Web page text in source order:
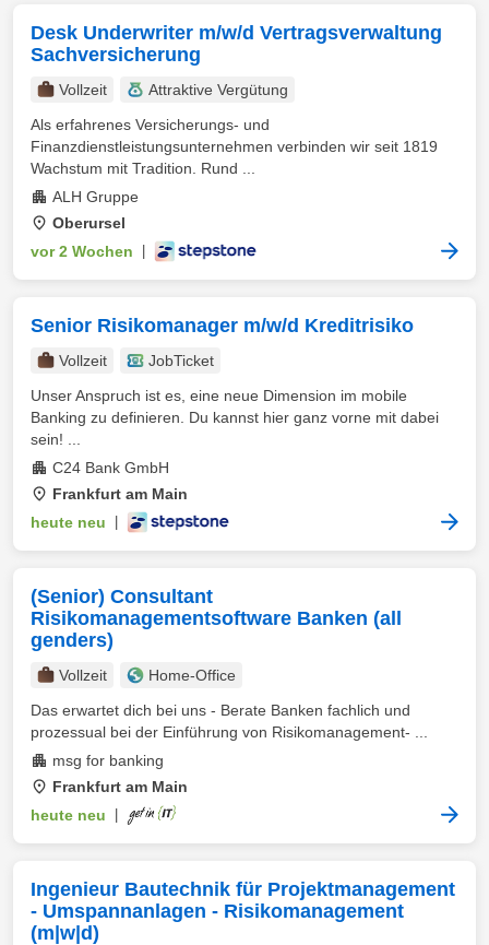
Desk Underwriter m/w/d Vertragsverwaltung
Sachversicherung
Vollzeit
Attraktive Vergütung
Als erfahrenes Versicherungs- und
Finanzdienstleistungsunternehmen verbinden wir seit 1819
Wachstum mit Tradition. Rund ...
ALH Gruppe
Oberursel
vor 2 Wochen
Senior Risikomanager m/w/d Kreditrisiko
Vollzeit
JobTicket
Unser Anspruch ist es, eine neue Dimension im mobile
Banking zu definieren. Du kannst hier ganz vorne mit dabei
sein! ...
C24 Bank GmbH
Frankfurt am Main
heute neu
(Senior) Consultant
Risikomanagementsoftware Banken (all
genders)
Vollzeit
Home-Office
Das erwartet dich bei uns - Berate Banken fachlich und
prozessual bei der Einführung von Risikomanagement‑ ...
msg for banking
Frankfurt am Main
heute neu
Ingenieur Bautechnik für Projektmanagement
- Umspannanlagen - Risikomanagement
(m|w|d)